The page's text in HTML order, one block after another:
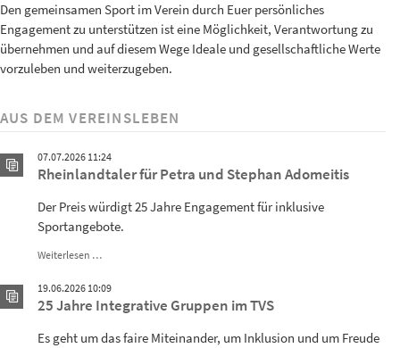
Den gemeinsamen Sport im Verein durch Euer persönliches
Engagement zu unterstützen ist eine Möglichkeit, Verantwortung zu
übernehmen und auf diesem Wege Ideale und gesellschaftliche Werte
vorzuleben und weiterzugeben.
AUS DEM VEREINSLEBEN
07.07.2026 11:24
Rheinlandtaler für Petra und Stephan Adomeitis
Der Preis würdigt 25 Jahre Engagement für inklusive
Sportangebote.
Weiterlesen …Rheinlandtaler
Petra
und
Stephan
Adomeitis
19.06.2026 10:09
25 Jahre Integrative Gruppen im TVS
Es geht um das faire Miteinander, um Inklusion und um Freude